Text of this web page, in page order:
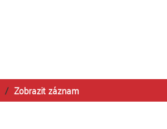
Zobrazit záznam